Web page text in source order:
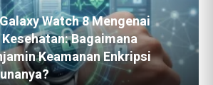
Watch 8 Mengenai
Bagaimana
Keamanan Enkripsi